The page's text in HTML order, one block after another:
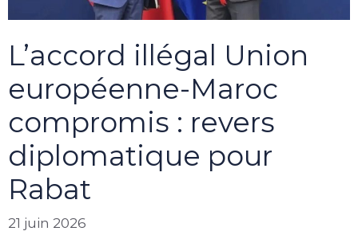
L’accord illégal Union
européenne-Maroc
compromis : revers
diplomatique pour
Rabat
21 juin 2026